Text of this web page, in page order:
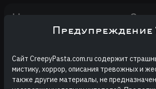
Насколько страшно?
Оценок пока нет
Авторизуйтесь или
Предупреждение
Сайт CreepyPasta.com.ru содержит
мистику, хоррор, описания тревожных и
также другие материалы, не